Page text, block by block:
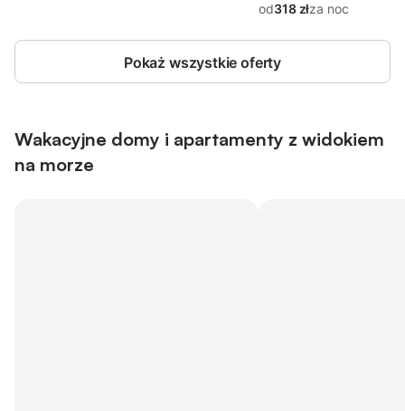
od318 złza noc
Pokaż wszystkie oferty
Wakacyjne domy i apartamenty z widokiem
na morze